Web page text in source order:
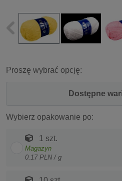
Proszę wybrać opcję:
Dostępne
Wybierz opakowanie po:
1 szt.
Magazyn
0.17 PLN / g